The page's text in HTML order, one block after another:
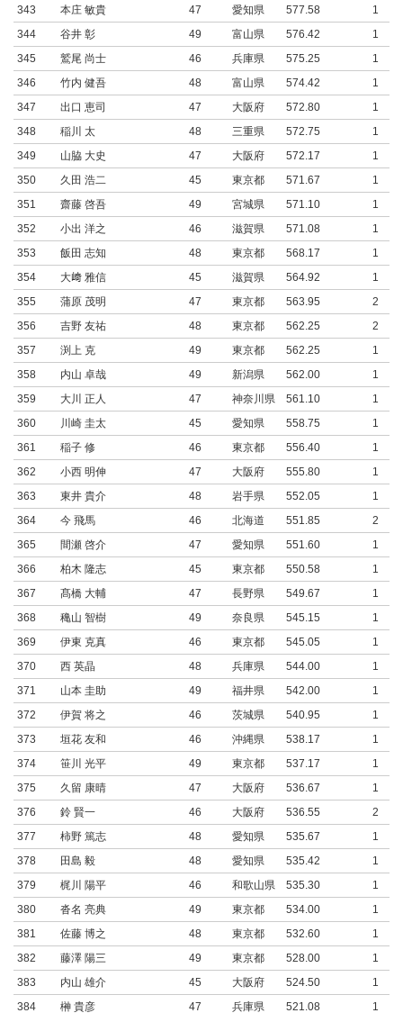
343
本庄 敏貴 47 愛知県 577.58
1
344
谷井 彰 49 富山県 576.42
1
345
鷲尾 尚士 46 兵庫県 575.25
1
346
竹内 健吾 48 富山県 574.42
1
347
出口 恵司 47 大阪府 572.80
1
348
稲川 太 48 三重県 572.75
1
349
山脇 大史 47 大阪府 572.17
1
350
久田 浩二 45 東京都 571.67
1
351
齋藤 啓吾 49 宮城県 571.10
1
352
小出 洋之 46 滋賀県 571.08
1
353
飯田 志知 48 東京都 568.17
1
354
大﨑 雅信 45 滋賀県 564.92
1
355
蒲原 茂明 47 東京都 563.95
2
356
吉野 友祐 48 東京都 562.25
2
357
渕上 克 49 東京都 562.25
1
358
内山 卓哉 49 新潟県 562.00
1
359
大川 正人 47 神奈川県 561.10
1
360
川崎 圭太 45 愛知県 558.75
1
361
稲子 修 46 東京都 556.40
1
362
小西 明伸 47 大阪府 555.80
1
363
東井 貴介 48 岩手県 552.05
1
364
今 飛馬 46 北海道 551.85
2
365
間瀬 啓介 47 愛知県 551.60
1
366
柏木 隆志 45 東京都 550.58
1
367
髙橋 大輔 47 長野県 549.67
1
368
穐山 智樹 49 奈良県 545.15
1
369
伊東 克真 46 東京都 545.05
1
370
西 英晶 48 兵庫県 544.00
1
371
山本 圭助 49 福井県 542.00
1
372
伊賀 将之 46 茨城県 540.95
1
373
垣花 友和 46 沖縄県 538.17
1
374
笹川 光平 49 東京都 537.17
1
375
久留 康晴 47 大阪府 536.67
1
376
鈴 賢一 46 大阪府 536.55
2
377
柿野 篤志 48 愛知県 535.67
1
378
田島 毅 48 愛知県 535.42
1
379
梶川 陽平 46 和歌山県 535.30
1
380
沓名 亮典 49 東京都 534.00
1
381
佐藤 博之 48 東京都 532.60
1
382
藤澤 陽三 49 東京都 528.00
1
383
内山 雄介 45 大阪府 524.50
1
384
榊 貴彦 47 兵庫県 521.08 1